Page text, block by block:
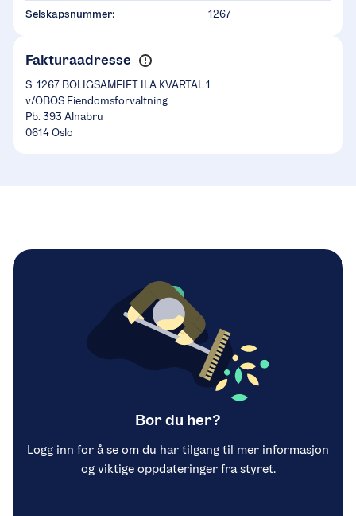
Selskapsnummer: 1267
Fakturaadresse
S. 1267 BOLIGSAMEIET ILA KVARTAL 1
v/OBOS Eiendomsforvaltning
Pb. 393 Alnabru
0614 Oslo
Bor du her?
Logg inn for å se om du har tilgang til mer informasjon
og viktige oppdateringer fra styret.